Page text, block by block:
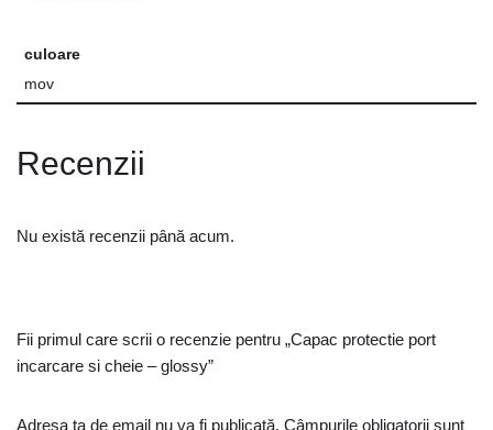
culoare
mov
Recenzii
Nu există recenzii până acum.
Fii primul care scrii o recenzie pentru „Capac protectie port
incarcare si cheie – glossy”
Adresa ta de email nu va fi publicată. Câmpurile obligatorii sunt